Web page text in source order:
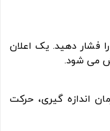
فشار دهید. یک اعلان
می شود.
اندازه گیری، حرکت